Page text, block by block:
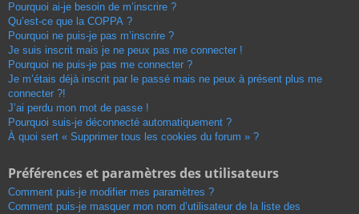
Pourquoi ai-je besoin de m’inscrire ?
Qu’est-ce que la COPPA ?
Pourquoi ne puis-je pas m’inscrire ?
Je suis inscrit mais je ne peux pas me connecter !
Pourquoi ne puis-je pas me connecter ?
Je m’étais déjà inscrit par le passé mais ne peux à présent plus me
connecter ?!
J’ai perdu mon mot de passe !
Pourquoi suis-je déconnecté automatiquement ?
À quoi sert « Supprimer tous les cookies du forum » ?
Préférences et paramètres des utilisateurs
Comment puis-je modifier mes paramètres ?
Comment puis-je masquer mon nom d’utilisateur de la liste des